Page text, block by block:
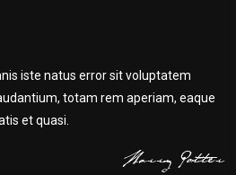
iste natus error sit voluptatem
totam rem aperiam, eaque
et quasi.